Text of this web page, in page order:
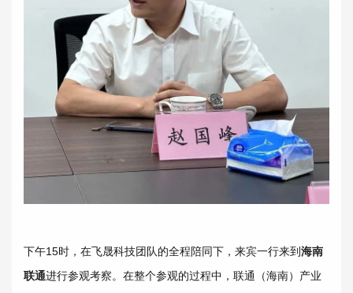
下午15时，在飞晟科技团队的全程陪同下，来宾一行来到海南
联通进行参观考察。在整个参观的过程中，联通（海南）产业